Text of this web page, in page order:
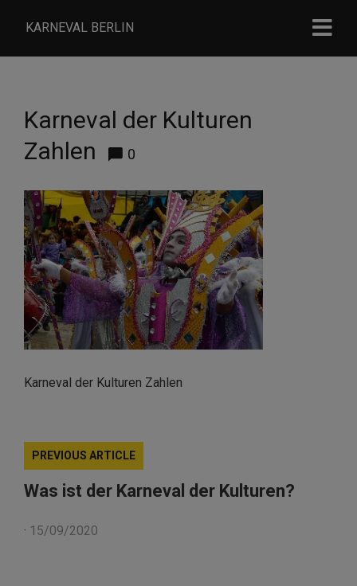
KARNEVAL BERLIN
Karneval der Kulturen
Zahlen
0
Karneval der Kulturen Zahlen
PREVIOUS ARTICLE
Was ist der Karneval der Kulturen?
· 15/09/2020